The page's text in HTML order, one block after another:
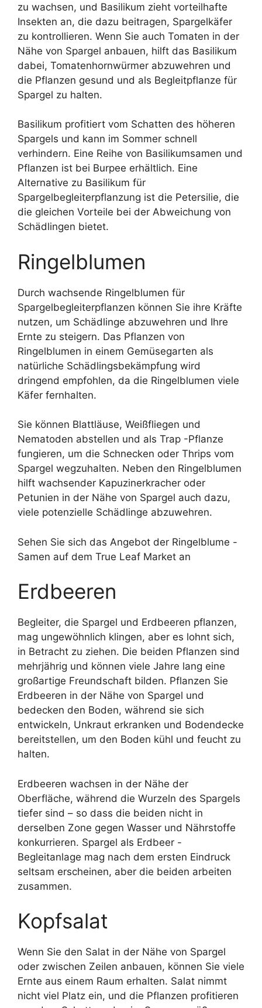
zu wachsen, und Basilikum zieht vorteilhafte
Insekten an, die dazu beitragen, Spargelkäfer
zu kontrollieren. Wenn Sie auch Tomaten in der
Nähe von Spargel anbauen, hilft das Basilikum
dabei, Tomatenhornwürmer abzuwehren und
die Pflanzen gesund und als Begleitpflanze für
Spargel zu halten.
Basilikum profitiert vom Schatten des höheren
Spargels und kann im Sommer schnell
verhindern. Eine Reihe von Basilikumsamen und
Pflanzen ist bei Burpee erhältlich. Eine
Alternative zu Basilikum für
Spargelbegleiterpflanzung ist die Petersilie, die
die gleichen Vorteile bei der Abweichung von
Schädlingen bietet.
Ringelblumen
Durch wachsende Ringelblumen für
Spargelbegleiterpflanzen können Sie ihre Kräfte
nutzen, um Schädlinge abzuwehren und Ihre
Ernte zu steigern. Das Pflanzen von
Ringelblumen in einem Gemüsegarten als
natürliche Schädlingsbekämpfung wird
dringend empfohlen, da die Ringelblumen viele
Käfer fernhalten.
Sie können Blattläuse, Weißfliegen und
Nematoden abstellen und als Trap -Pflanze
fungieren, um die Schnecken oder Thrips vom
Spargel wegzuhalten. Neben den Ringelblumen
hilft wachsender Kapuzinerkracher oder
Petunien in der Nähe von Spargel auch dazu,
viele potenzielle Schädlinge abzuwehren.
Sehen Sie sich das Angebot der Ringelblume -
Samen auf dem True Leaf Market an
Erdbeeren
Begleiter, die Spargel und Erdbeeren pflanzen,
mag ungewöhnlich klingen, aber es lohnt sich,
in Betracht zu ziehen. Die beiden Pflanzen sind
mehrjährig und können viele Jahre lang eine
großartige Freundschaft bilden. Pflanzen Sie
Erdbeeren in der Nähe von Spargel und
bedecken den Boden, während sie sich
entwickeln, Unkraut erkranken und Bodendecke
bereitstellen, um den Boden kühl und feucht zu
halten.
Erdbeeren wachsen in der Nähe der
Oberfläche, während die Wurzeln des Spargels
tiefer sind – so dass die beiden nicht in
derselben Zone gegen Wasser und Nährstoffe
konkurrieren. Spargel als Erdbeer -
Begleitanlage mag nach dem ersten Eindruck
seltsam erscheinen, aber die beiden arbeiten
zusammen.
Kopfsalat
Wenn Sie den Salat in der Nähe von Spargel
oder zwischen Zeilen anbauen, können Sie viele
Ernte aus einem Raum erhalten. Salat nimmt
nicht viel Platz ein, und die Pflanzen profitieren